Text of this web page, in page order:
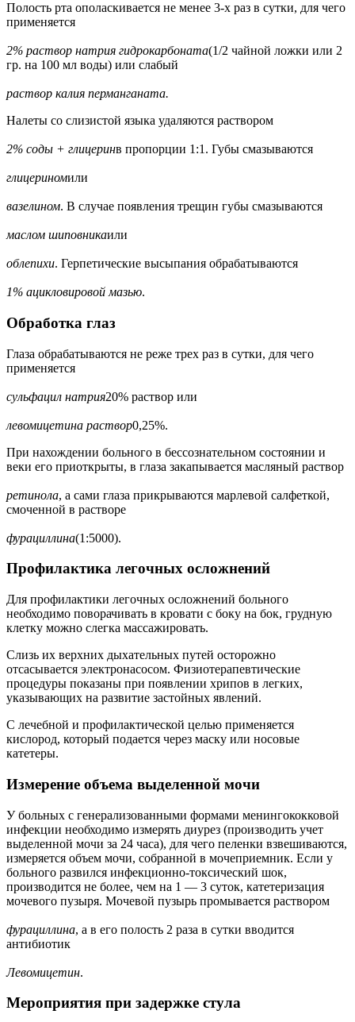
Полость рта ополаскивается не менее 3-х раз в сутки, для чего
применяется
2% раствор натрия гидрокарбоната(1/2 чайной ложки или 2
гр. на 100 мл воды) или слабый
раствор калия перманганата.
Налеты со слизистой языка удаляются раствором
2% соды + глицеринв пропорции 1:1. Губы смазываются
глицериномили
вазелином. В случае появления трещин губы смазываются
маслом шиповникаили
облепихи. Герпетические высыпания обрабатываются
1% ацикловировой мазью.
Обработка глаз
Глаза обрабатываются не реже трех раз в сутки, для чего
применяется
сульфацил натрия20% раствор или
левомицетина раствор0,25%.
При нахождении больного в бессознательном состоянии и
веки его приоткрыты, в глаза закапывается масляный раствор
ретинола, а сами глаза прикрываются марлевой салфеткой,
смоченной в растворе
фурациллина(1:5000).
Профилактика легочных осложнений
Для профилактики легочных осложнений больного
необходимо поворачивать в кровати с боку на бок, грудную
клетку можно слегка массажировать.
Слизь их верхних дыхательных путей осторожно
отсасывается электронасосом. Физиотерапевтические
процедуры показаны при появлении хрипов в легких,
указывающих на развитие застойных явлений.
С лечебной и профилактической целью применяется
кислород, который подается через маску или носовые
катетеры.
Измерение объема выделенной мочи
У больных с генерализованными формами менингококковой
инфекции необходимо измерять диурез (производить учет
выделенной мочи за 24 часа), для чего пеленки взвешиваются,
измеряется объем мочи, собранной в мочеприемник. Если у
больного развился инфекционно-токсический шок,
производится не более, чем на 1 — 3 суток, катетеризация
мочевого пузыря. Мочевой пузырь промывается раствором
фурациллина, а в его полость 2 раза в сутки вводится
антибиотик
Левомицетин.
Мероприятия при задержке стула